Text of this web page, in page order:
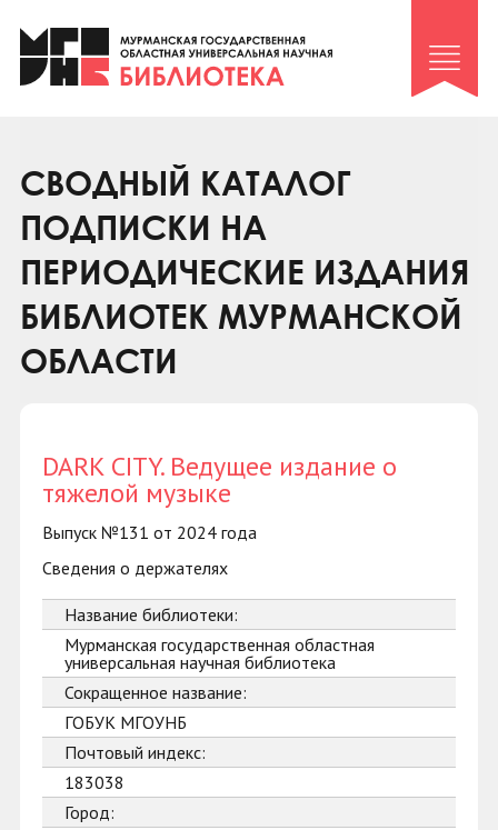
Клуб «Гиря и сельдерей»
Клуб «Семейный архив»
Коллегам
Контакты
СВОДНЫЙ КАТАЛОГ
ПОДПИСКИ НА
ПЕРИОДИЧЕСКИЕ ИЗДАНИЯ
БИБЛИОТЕК МУРМАНСКОЙ
ОБЛАСТИ
DARK CITY. Ведущее издание о
тяжелой музыке
Выпуск №131 от 2024 года
Сведения о держателях
Название библиотеки:
Мурманская государственная областная
универсальная научная библиотека
Сокращенное название:
ГОБУК МГОУНБ
Почтовый индекс:
183038
Город: